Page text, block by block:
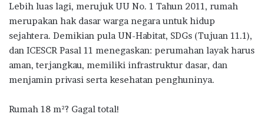
Lebih luas lagi, merujuk UU No. 1 Tahun 2011, rumah
merupakan hak dasar warga negara untuk hidup
sejahtera. Demikian pula UN-Habitat, SDGs (Tujuan 11.1),
dan ICESCR Pasal 11 menegaskan: perumahan layak harus
aman, terjangkau, memiliki infrastruktur dasar, dan
menjamin privasi serta kesehatan penghuninya.
Rumah 18 m²? Gagal total!